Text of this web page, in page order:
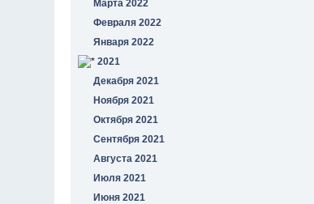
Марта 2022
Февраля 2022
Января 2022
2021
Декабря 2021
Ноября 2021
Октября 2021
Сентября 2021
Августа 2021
Июля 2021
Июня 2021